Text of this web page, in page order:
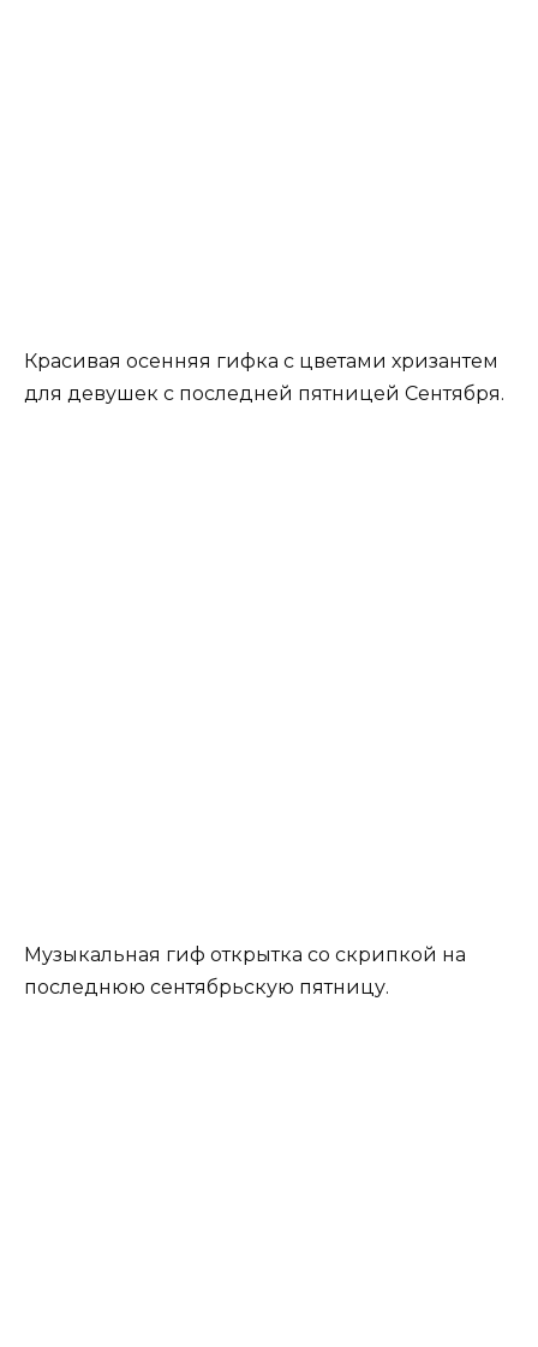
Красивая осенняя гифка с цветами хризантем
для девушек с последней пятницей Сентября.
Музыкальная гиф открытка со скрипкой на
последнюю сентябрьскую пятницу.